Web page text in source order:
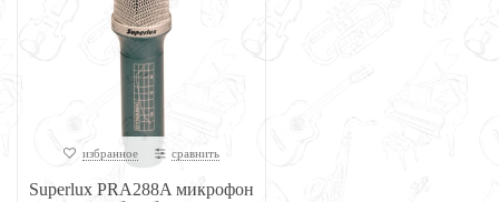
избранное сравнить
Superlux PRA288A микрофон